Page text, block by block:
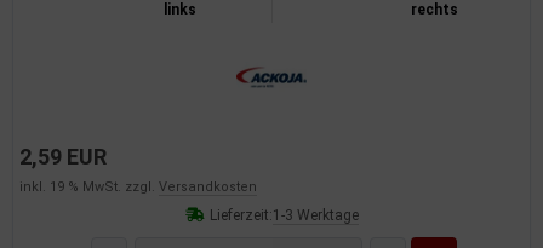
links
rechts
2,59 EUR
inkl. 19 % MwSt. zzgl. Versandkosten
Lieferzeit:1-3 Werktage